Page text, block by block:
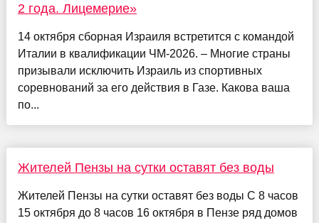
2 года. Лицемерие»
14 октября сборная Израиля встретится с командой
Италии в квалификации ЧМ-2026. – Многие страны
призывали исключить Израиль из спортивных
соревнований за его действия в Газе. Какова ваша
по...
Жителей Пензы на сутки оставят без воды
Жителей Пензы на сутки оставят без воды С 8 часов
15 октября до 8 часов 16 октября в Пензе ряд домов